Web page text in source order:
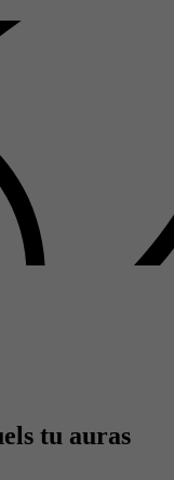
tu auras